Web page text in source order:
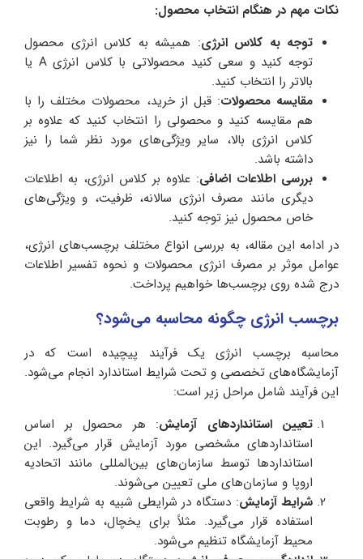
نکات مهم در هنگام انتخاب محصول:
توجه به کلاس انرژی: همیشه به کلاس انرژی محصول
توجه کنید و سعی کنید محصولاتی با کلاس انرژی A یا
بالاتر را انتخاب کنید.
مقایسه محصولات: قبل از خرید، محصولات مختلف را با
هم مقایسه کنید و محصولی را انتخاب کنید که علاوه بر
کلاس انرژی بالا، سایر ویژگی‌های مورد نظر شما را نیز
داشته باشد.
بررسی اطلاعات اضافی: علاوه بر کلاس انرژی، به اطلاعات
دیگری مانند مصرف انرژی سالانه، ظرفیت، و ویژگی‌های
خاص محصول نیز توجه کنید.
در ادامه این مقاله، به بررسی انواع مختلف برچسب‌های انرژی،
عوامل موثر بر مصرف انرژی محصولات و نحوه تفسیر اطلاعات
درج شده روی برچسب‌ها خواهیم پرداخت.
برچسب انرژی چگونه محاسبه می‌شود؟
محاسبه برچسب انرژی یک فرآیند پیچیده است که در
آزمایشگاه‌های تخصصی و تحت شرایط استاندارد انجام می‌شود.
این فرآیند شامل مراحل زیر است:
تعیین استانداردهای آزمایش: هر محصول بر اساس
استانداردهای مشخصی مورد آزمایش قرار می‌گیرد. این
استانداردها توسط سازمان‌های بین‌المللی مانند اتحادیه
اروپا و سازمان‌های ملی تعیین می‌شوند.
شرایط آزمایش: دستگاه در شرایطی شبیه به شرایط واقعی
استفاده قرار می‌گیرد. مثلاً برای یخچال، دما و رطوبت
محیط آزمایشگاه تنظیم می‌شود.